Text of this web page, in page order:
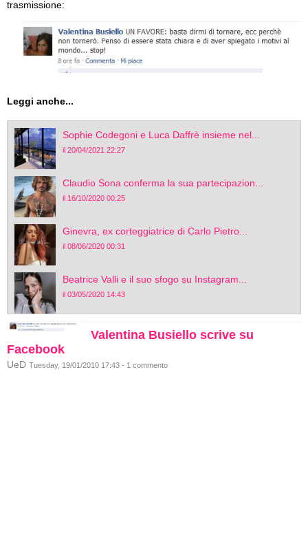
trasmissione:
Leggi anche...
Sophie Codegoni e Luca Daffrè insieme nel...
il 20/04/2021 22:27
Claudio Sona conferma la sua partecipazion...
il 16/10/2020 00:25
Ginevra, ex corteggiatrice di Carlo Pietro...
il 08/06/2020 00:31
Beatrice Valli e il suo sfogo su Instagram...
il 03/05/2020 14:43
Valentina Busiello scrive su
Facebook
UeD Tuesday, 19/01/2010 17:43 - 1 commento